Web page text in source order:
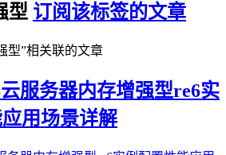
型 订阅该标签的文章
型”相关联的文章
服务器内存增强型re6实
用场景详解